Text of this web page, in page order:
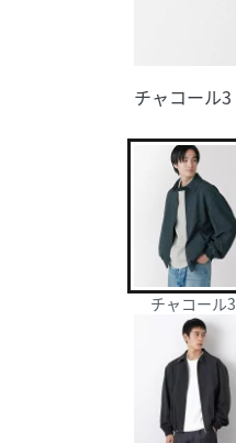
チャコール3
チャコール3